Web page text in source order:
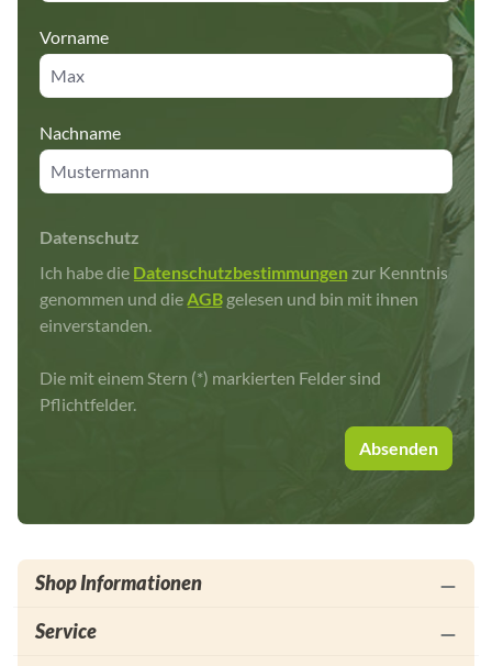
Vorname
Nachname
Datenschutz
Ich habe die Datenschutzbestimmungen zur Kenntnis
genommen und dieAGB gelesen und bin mit ihnen
einverstanden.
Die mit einem Stern (*) markierten Felder sind
Pflichtfelder.
Absenden
Shop Informationen
Service